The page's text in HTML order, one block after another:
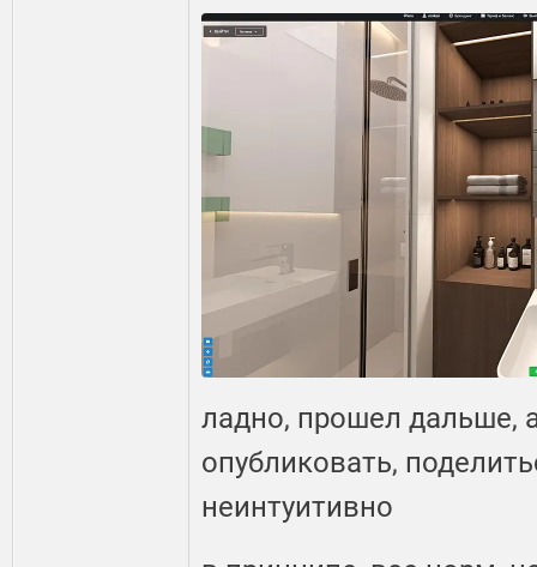
ладно, прошел дальше,
опубликовать,
неинтуитивно